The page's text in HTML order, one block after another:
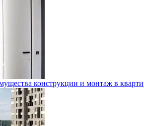
конструкции и монтаж в